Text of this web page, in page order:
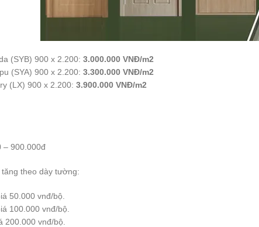
(SYB) 900 x 2.200: 3.000.000 VNĐ/m2
(SYA) 900 x 2.200: 3.300.000 VNĐ/m2
(LX) 900 x 2.200: 3.900.000 VNĐ/m2
– 900.000đ
theo dày tường:
50.000 vnđ/bộ.
100.000 vnđ/bộ.
200.000 vnđ/bộ.